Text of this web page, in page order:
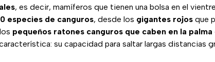
, es decir, mamíferos que tienen una bolsa en el
especies de canguros, desde los gigantes rojos que
pequeños ratones canguros que caben en la palma
su capacidad para saltar largas distancias